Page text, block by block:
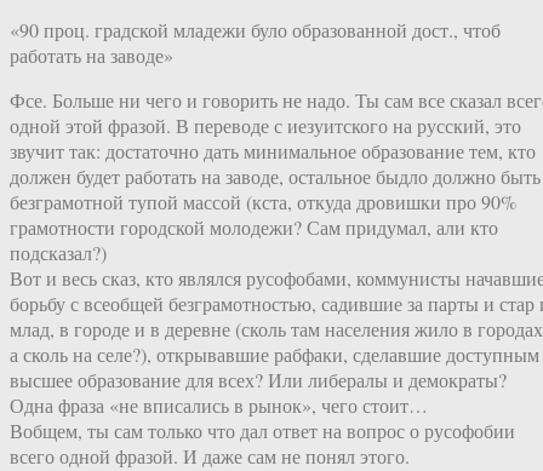
«90 проц. градской младежи було образованной дост., чтоб
работать на заводе»
Фсе. Больше ни чего и говорить не надо. Ты сам все сказал
одной этой фразой. В переводе с иезуитского на русский, это
звучит так: достаточно дать минимальное образование тем, кто
должен будет работать на заводе, остальное быдло должно быть
безграмотной тупой массой (кста, откуда дровишки про 90%
грамотности городской молодежи? Сам придумал, али кто
подсказал?)
Вот и весь сказ, кто являлся русофобами, коммунисты
борьбу с всеобщей безграмотностью, садившие за парты и стар
млад, в городе и в деревне (сколь там населения жило в
а сколь на селе?), открывавшие рабфаки, сделавшие доступным
высшее образование для всех? Или либералы и демократы?
Одна фраза «не вписались в рынок», чего стоит…
Вобщем, ты сам только что дал ответ на вопрос о русофобии
всего одной фразой. И даже сам не понял этого.